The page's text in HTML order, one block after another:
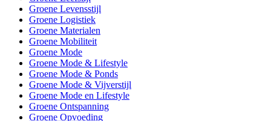
Groene Levensstijl
Groene Logistiek
Groene Materialen
Groene Mobiliteit
Groene Mode
Groene Mode & Lifestyle
Groene Mode & Ponds
Groene Mode & Vijverstijl
Groene Mode en Lifestyle
Groene Ontspanning
Groene Opvoeding